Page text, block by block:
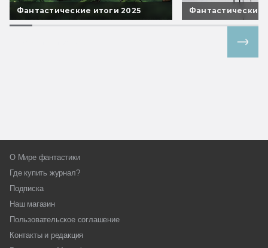
Фантастические итоги 2025 Фантастические
О Мире фантастики
Где купить журнал?
Подписка
Наш магазин
Пользовательское соглашение
Контакты и редакция